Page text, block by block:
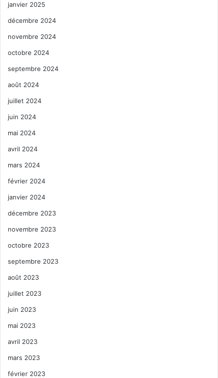
janvier 2025
décembre 2024
novembre 2024
octobre 2024
septembre 2024
août 2024
juillet 2024
juin 2024
mai 2024
avril 2024
mars 2024
février 2024
janvier 2024
décembre 2023
novembre 2023
octobre 2023
septembre 2023
août 2023
juillet 2023
juin 2023
mai 2023
avril 2023
mars 2023
février 2023